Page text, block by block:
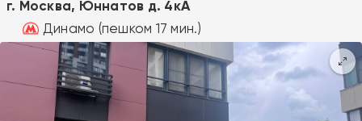
г. Москва, Юннатов д. 4кА
Динамо (пешком 17 мин.)